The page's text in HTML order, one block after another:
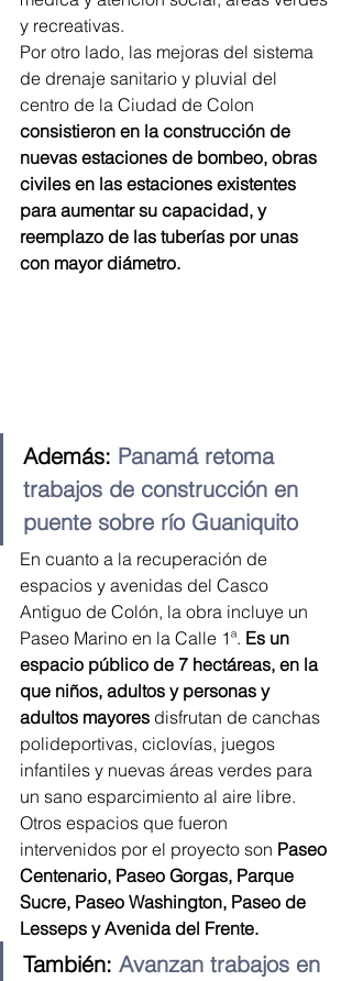
y recreativas.
Por otro lado, las mejoras del sistema
de drenaje sanitario y pluvial del
centro de la Ciudad de Colon
consistieron en la construcción de
nuevas estaciones de bombeo, obras
civiles en las estaciones existentes
para aumentar su capacidad, y
reemplazo de las tuberías por unas
con mayor diámetro.
Además: Panamá retoma
trabajos de construcción en
puente sobre río Guaniquito
En cuanto a la recuperación de
espacios y avenidas del Casco
Antiguo de Colón, la obra incluye un
Paseo Marino en la Calle 1ª. Es un
espacio público de 7 hectáreas, en la
que niños, adultos y personas y
adultos mayores disfrutan de canchas
polideportivas, ciclovías, juegos
infantiles y nuevas áreas verdes para
un sano esparcimiento al aire libre.
Otros espacios que fueron
intervenidos por el proyecto son Paseo
Centenario, Paseo Gorgas, Parque
Sucre, Paseo Washington, Paseo de
Lesseps y Avenida del Frente.
También: Avanzan trabajos en